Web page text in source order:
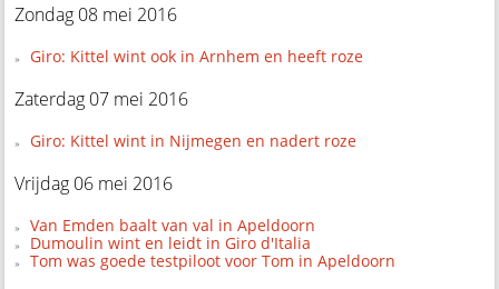
Zondag 08 mei 2016
Giro: Kittel wint ook in Arnhem en heeft roze
Zaterdag 07 mei 2016
Giro: Kittel wint in Nijmegen en nadert roze
Vrijdag 06 mei 2016
Van Emden baalt van val in Apeldoorn
Dumoulin wint en leidt in Giro d'Italia
Tom was goede testpiloot voor Tom in Apeldoorn